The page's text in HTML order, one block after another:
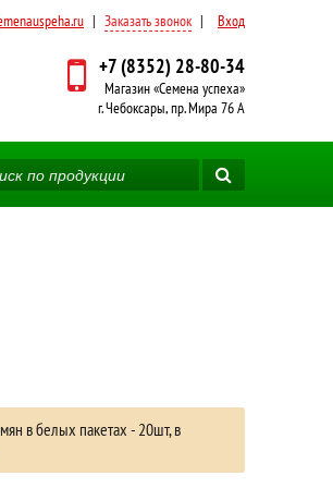
| Заказать звонок | Вход
+7 (8352) 28-80-34
Магазин «Семена успеха»
г. Чебоксары, пр. Мира 76 А
в белых пакетах - 20шт, в